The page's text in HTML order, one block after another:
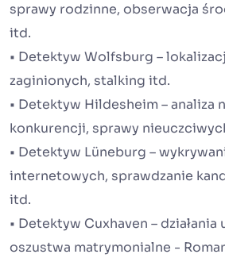
sprawy rodzinne, obserwacja
itd.
• Detektyw Wolfsburg –
zaginionych, stalking itd.
• Detektyw Hildesheim – analiza
konkurencji, sprawy
• Detektyw Lüneburg –
internetowych, sprawdzanie
itd.
• Detektyw Cuxhaven – działania
oszustwa matrymonialne -